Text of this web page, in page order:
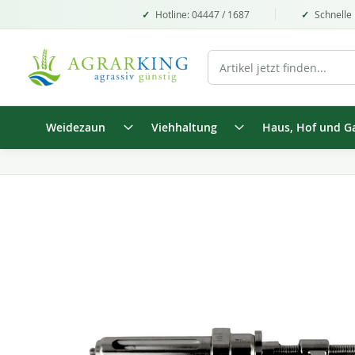
Hotline: 04447 / 1687
Weidezaun Viehhaltung Haus, Hof und